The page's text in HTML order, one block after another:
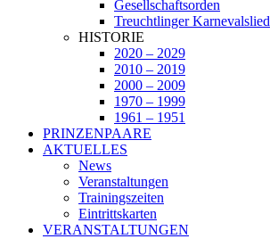
Gesellschaftsorden
Treuchtlinger Karnevalslied
HISTORIE
2020 – 2029
2010 – 2019
2000 – 2009
1970 – 1999
1961 – 1951
PRINZENPAARE
AKTUELLES
News
Veranstaltungen
Trainingszeiten
Eintrittskarten
VERANSTALTUNGEN